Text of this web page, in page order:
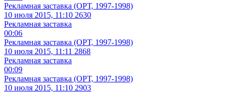
Рекламная заставка (ОРТ, 1997-1998)
10 июля 2015, 11:10 2630
Рекламная заставка
00:06
Рекламная заставка (ОРТ, 1997-1998)
10 июля 2015, 11:11 2868
Рекламная заставка
00:09
Рекламная заставка (ОРТ, 1997-1998)
10 июля 2015, 11:10 2903